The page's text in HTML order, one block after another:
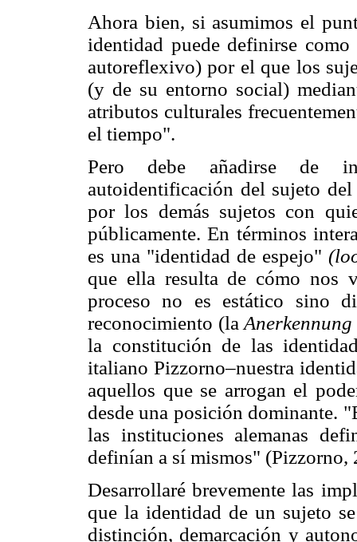
Ahora bien, si asumimos el
identidad puede definirse
autoreflexivo) por el que los
(y de su entorno social)
atributos culturales
el tiempo".
Pero debe añadirse de
autoidentificación del sujeto
por los demás sujetos con
públicamente. En términos
es una "identidad de espejo"
que ella resulta de cómo nos
proceso no es estático sino
reconocimiento (la
la constitución de las
italiano Pizzorno–nuestra
aquellos que se arrogan el
desde una posición dominante.
las instituciones alemanas
definían a sí mismos" (Pizzorno,
Desarrollaré brevemente las
que la identidad de un sujeto
distinción, demarcación y